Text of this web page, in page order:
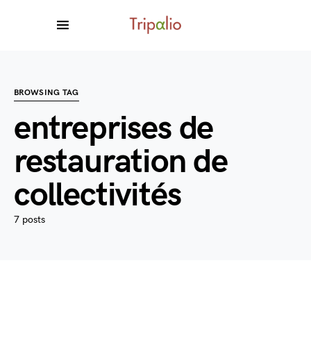
BROWSING TAG
entreprises de
restauration de
collectivités
7 posts